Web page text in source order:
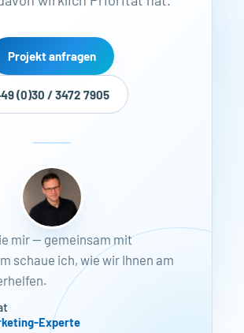
Projekt anfragen
(0)30 / 3472 7905
mir — gemeinsam mit
schaue ich, wie wir Ihnen am
Experte